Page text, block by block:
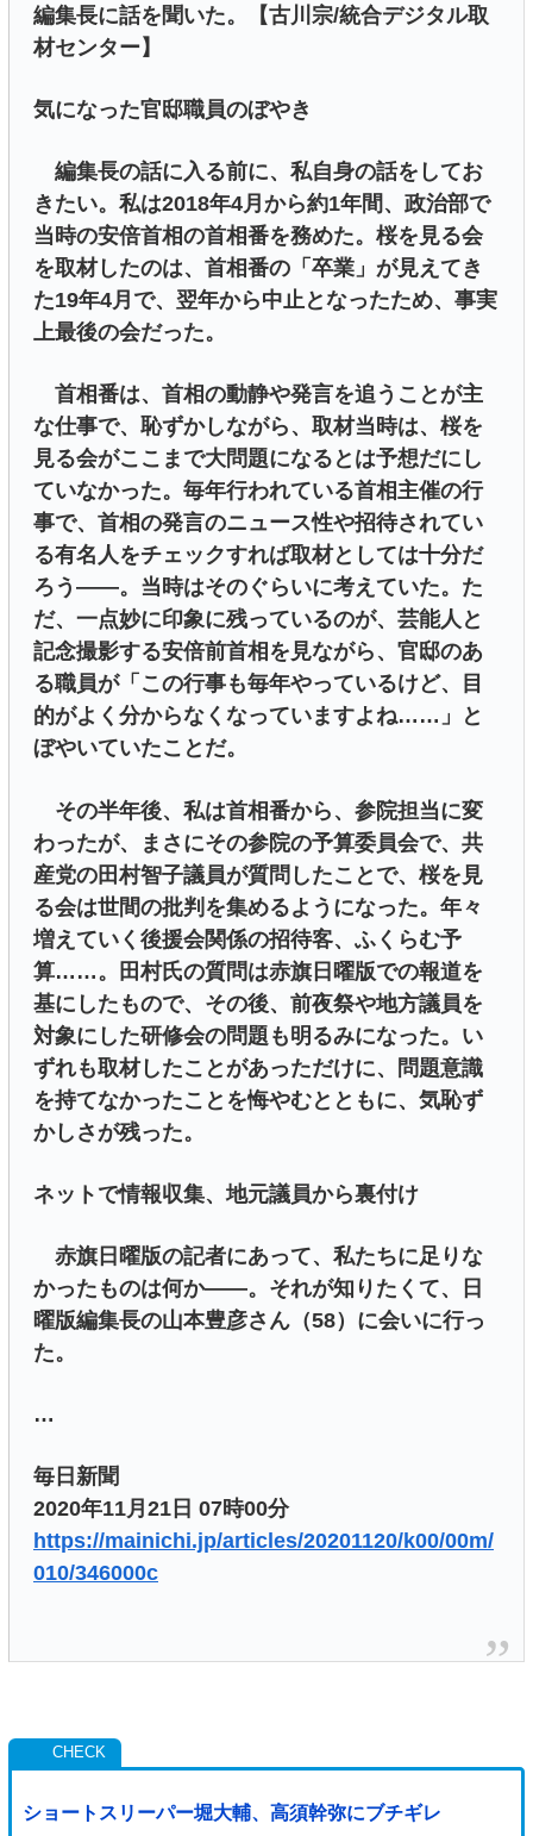
編集長に話を聞いた。【古川宗/統合デジタル取
材センター】
気になった官邸職員のぼやき
編集長の話に入る前に、私自身の話をしてお
きたい。私は2018年4月から約1年間、政治部で
当時の安倍首相の首相番を務めた。桜を見る会
を取材したのは、首相番の「卒業」が見えてき
た19年4月で、翌年から中止となったため、事実
上最後の会だった。
首相番は、首相の動静や発言を追うことが主
な仕事で、恥ずかしながら、取材当時は、桜を
見る会がここまで大問題になるとは予想だにし
ていなかった。毎年行われている首相主催の行
事で、首相の発言のニュース性や招待されてい
る有名人をチェックすれば取材としては十分だ
ろう――。当時はそのぐらいに考えていた。た
だ、一点妙に印象に残っているのが、芸能人と
記念撮影する安倍前首相を見ながら、官邸のあ
る職員が「この行事も毎年やっているけど、目
的がよく分からなくなっていますよね……」と
ぼやいていたことだ。
その半年後、私は首相番から、参院担当に変
わったが、まさにその参院の予算委員会で、共
産党の田村智子議員が質問したことで、桜を見
る会は世間の批判を集めるようになった。年々
増えていく後援会関係の招待客、ふくらむ予
算……。田村氏の質問は赤旗日曜版での報道を
基にしたもので、その後、前夜祭や地方議員を
対象にした研修会の問題も明るみになった。い
ずれも取材したことがあっただけに、問題意識
を持てなかったことを悔やむとともに、気恥ず
かしさが残った。
ネットで情報収集、地元議員から裏付け
赤旗日曜版の記者にあって、私たちに足りな
かったものは何か――。それが知りたくて、日
曜版編集長の山本豊彦さん（58）に会いに行っ
た。
…
毎日新聞
2020年11月21日 07時00分
https://mainichi.jp/articles/20201120/k00/00m/
010/346000c
ショートスリーパー堀大輔、高須幹弥にブチギレ